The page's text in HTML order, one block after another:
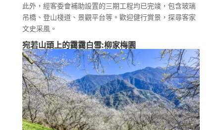
此外，經客委會補助設置的三期工程均已完竣，包含玻璃
吊橋、登山棧道、景觀平台等。歡迎健行賞景，探尋客家
文史采風。
宛若山頭上的靄靄白雪:柳家梅園